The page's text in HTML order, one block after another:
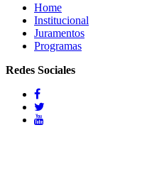
Home
Institucional
Juramentos
Programas
Redes Sociales